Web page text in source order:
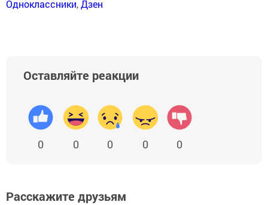
Одноклассники,Дзен
Оставляйте реакции
0 0 0 0 0
Расскажите друзьям